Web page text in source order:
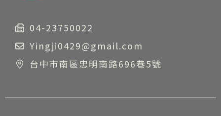
04-23750022
Yingji0429@gmail.com
台中市南區忠明南路696巷5號